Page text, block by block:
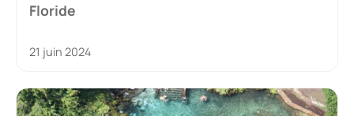
Floride
21 juin 2024